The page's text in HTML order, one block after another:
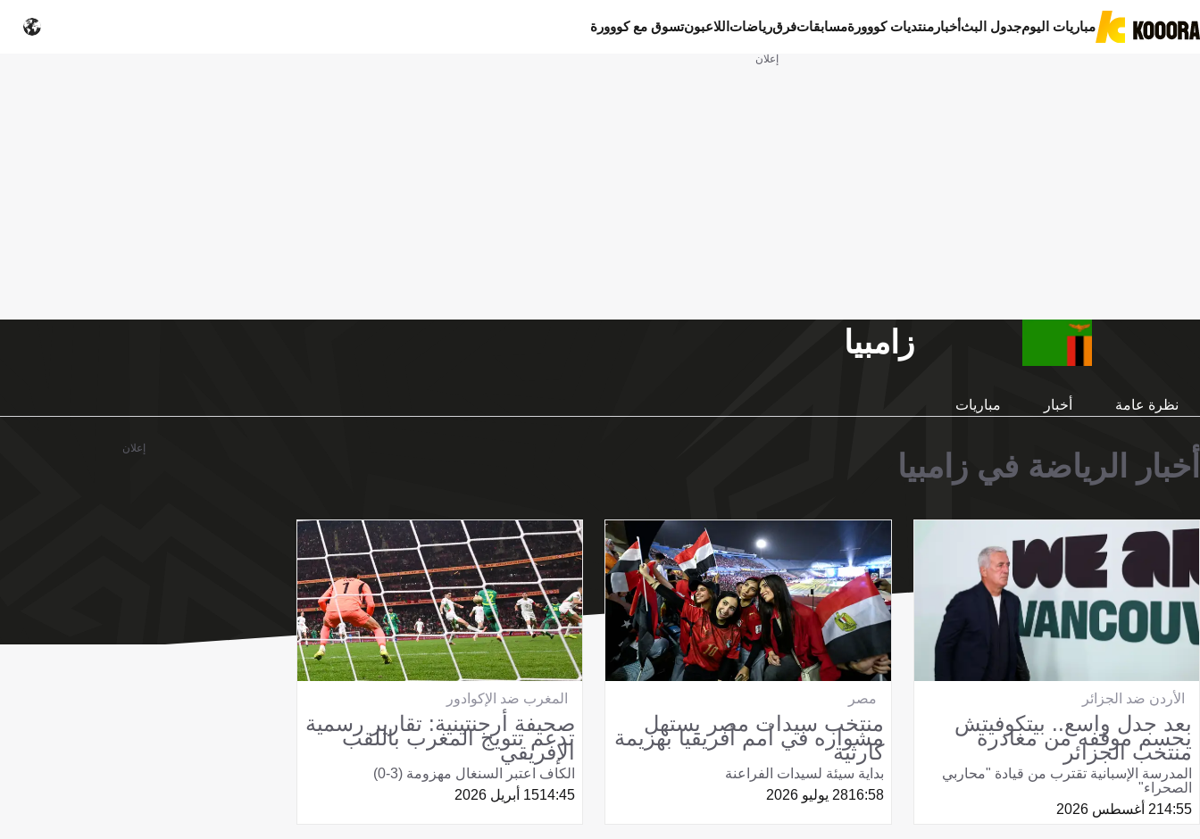
مباريات اليومجدول البثأخبار منتديات كووورةمسابقاتفرقرياضات اللاعبونتسوق مع كووورة
إعلان
زامبيا
نظرة عامة أخبار مباريات
أخبار الرياضة في زامبيا
الأردن ضد الجزائر
بعد جدل واسع.. بيتكوفيتش
يحسم موقفه من مغادرة
منتخب الجزائر
المدرسة الإسبانية تقترب من قيادة "محاربي
الصحراء"
14:552 أغسطس 2026
مصر
منتخب سيدات مصر يستهل
مشواره في أمم أفريقيا بهزيمة
كارثية
بداية سيئة لسيدات الفراعنة
16:5828 يوليو 2026
المغرب ضد الإكوادور
صحيفة أرجنتينية: تقارير رسمية
تدعم تتويج المغرب باللقب
الإفريقي
الكاف اعتبر السنغال مهزومة (3-0)
14:4515 أبريل 2026
إعلان